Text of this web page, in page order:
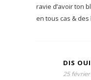
ravie d’avoir ton
en tous cas & des
DIS
25